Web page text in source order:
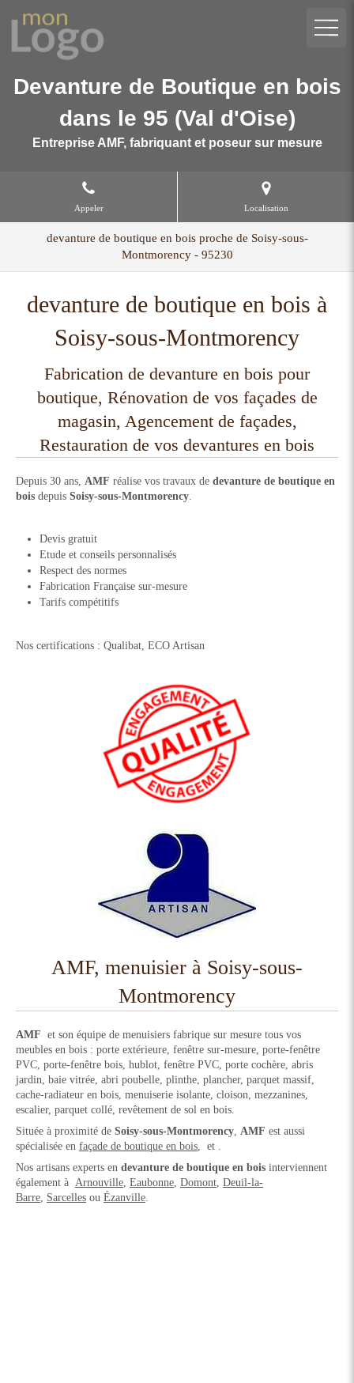
Devanture de Boutique en bois
dans le 95 (Val d'Oise)
Entreprise AMF, fabriquant et poseur sur mesure
Appeler Localisation
devanture de boutique en bois proche de Soisy-sous-
Montmorency - 95230
devanture de boutique en bois à
Soisy-sous-Montmorency
Fabrication de devanture en bois pour
boutique, Rénovation de vos façades de
magasin, Agencement de façades,
Restauration de vos devantures en bois
Depuis 30 ans, AMF réalise vos travaux de devanture de boutique en
bois depuis Soisy-sous-Montmorency.
Devis gratuit
Etude et conseils personnalisés
Respect des normes
Fabrication Française sur-mesure
Tarifs compétitifs
Nos certifications : Qualibat, ECO Artisan
AMF, menuisier à Soisy-sous-
Montmorency
AMF et son équipe de menuisiers fabrique sur mesure tous vos
meubles en bois : porte extérieure, fenêtre sur-mesure, porte-fenêtre
PVC, porte-fenêtre bois, hublot, fenêtre PVC, porte cochère, abris
jardin, baie vitrée, abri poubelle, plinthe, plancher, parquet massif,
cache-radiateur en bois, menuiserie isolante, cloison, mezzanines,
escalier, parquet collé, revêtement de sol en bois.
Située à proximité de Soisy-sous-Montmorency, AMF est aussi
spécialisée en façade de boutique en bois, et .
Nos artisans experts en devanture de boutique en bois interviennent
également à Arnouville, Eaubonne, Domont, Deuil-la-
Barre, Sarcelles ou Ézanville.